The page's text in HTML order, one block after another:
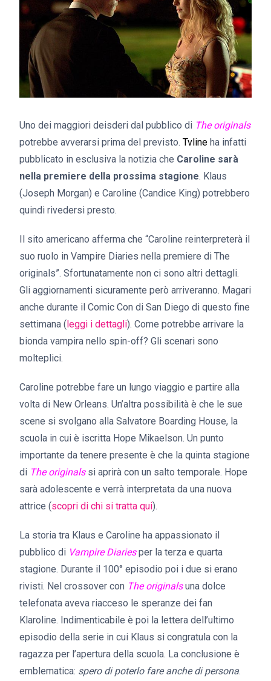
Uno dei maggiori deisderi dal pubblico di The originals
potrebbe avverarsi prima del previsto. Tvline ha infatti
pubblicato in esclusiva la notizia che Caroline sarà
nella premiere della prossima stagione. Klaus
(Joseph Morgan) e Caroline (Candice King) potrebbero
quindi rivedersi presto.
Il sito americano afferma che “Caroline reinterpreterà il
suo ruolo in Vampire Diaries nella premiere di The
originals”. Sfortunatamente non ci sono altri dettagli.
Gli aggiornamenti sicuramente però arriveranno. Magari
anche durante il Comic Con di San Diego di questo fine
settimana (leggi i dettagli). Come potrebbe arrivare la
bionda vampira nello spin-off? Gli scenari sono
molteplici.
Caroline potrebbe fare un lungo viaggio e partire alla
volta di New Orleans. Un’altra possibilità è che le sue
scene si svolgano alla Salvatore Boarding House, la
scuola in cui è iscritta Hope Mikaelson. Un punto
importante da tenere presente è che la quinta stagione
di The originalssi aprirà con un salto temporale. Hope
sarà adolescente e verrà interpretata da una nuova
attrice (scopri di chi si tratta qui).
La storia tra Klaus e Caroline ha appassionato il
pubblico di Vampire Diariesper la terza e quarta
stagione. Durante il 100° episodio poi i due si erano
rivisti. Nel crossover con The originalsuna dolce
telefonata aveva riacceso le speranze dei fan
Klaroline. Indimenticabile è poi la lettera dell’ultimo
episodio della serie in cui Klaus si congratula con la
ragazza per l’apertura della scuola. La conclusione è
emblematica: spero di poterlo fare anche di persona.